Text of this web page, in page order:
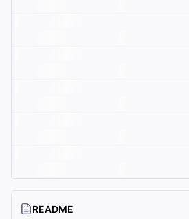
README